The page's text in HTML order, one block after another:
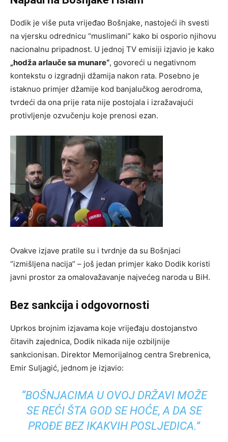
Dodik je više puta vrijeđao Bošnjake, nastojeći ih svesti
na vjersku odrednicu “muslimani” kako bi osporio njihovu
nacionalnu pripadnost. U jednoj TV emisiji izjavio je kako
„hodža arlauče sa munare“, govoreći u negativnom
kontekstu o izgradnji džamija nakon rata. Posebno je
istaknuo primjer džamije kod banjalučkog aerodroma,
tvrdeći da ona prije rata nije postojala i izražavajući
protivljenje ozvučenju koje prenosi ezan.
Ovakve izjave pratile su i tvrdnje da su Bošnjaci
“izmišljena nacija” – još jedan primjer kako Dodik koristi
javni prostor za omalovažavanje najvećeg naroda u BiH.
Bez sankcija i odgovornosti
Uprkos brojnim izjavama koje vrijeđaju dostojanstvo
čitavih zajednica, Dodik nikada nije ozbiljnije
sankcionisan. Direktor Memorijalnog centra Srebrenica,
Emir Suljagić, jednom je izjavio:
“BOŠNJACIMA U OVOJ DRŽAVI MOŽE
SE REĆI ŠTA GOD SE HOĆE, A DA SE
PROĐE BEZ IKAKVIH POSLJEDICA.”